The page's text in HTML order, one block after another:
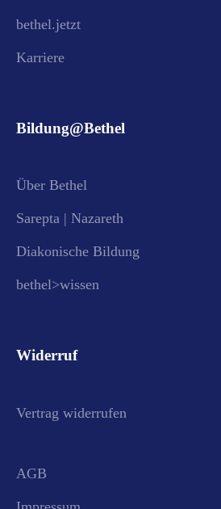
bethel.jetzt
Karriere
Bildung@Bethel
Über Bethel
Sarepta | Nazareth
Diakonische Bildung
bethel>wissen
Widerruf
Vertrag widerrufen
AGB